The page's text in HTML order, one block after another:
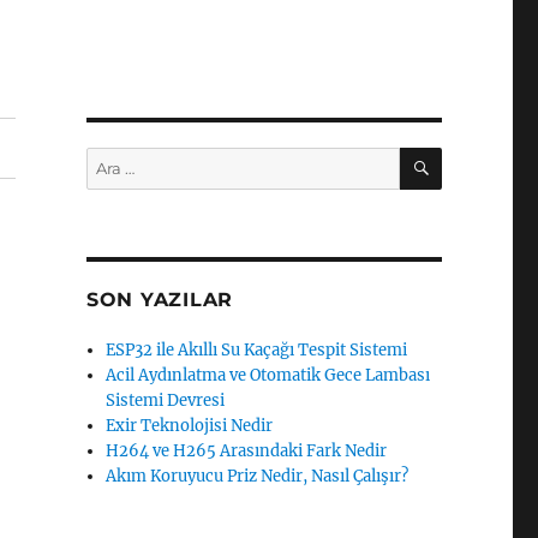
Ara: ARA
SON YAZILAR
ESP32 ile Akıllı Su Kaçağı Tespit Sistemi
Acil Aydınlatma ve Otomatik Gece Lambası
Sistemi Devresi
Exir Teknolojisi Nedir
H264 ve H265 Arasındaki Fark Nedir
Akım Koruyucu Priz Nedir, Nasıl Çalışır?